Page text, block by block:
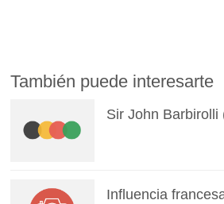
También puede interesarte
Sir John Barbirolli
Influencia